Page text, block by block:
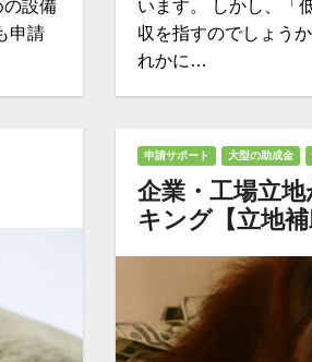
の設備
申請
います。 しかし、「
収を指すのでしょう
れかに…
申請サポート 大型の助成金
企業・工場立
キング【立地補